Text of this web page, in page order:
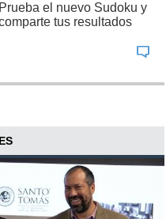
Prueba el nuevo Sudoku y
tus resultados